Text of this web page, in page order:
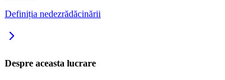
Definiția nedezrădăcinării
Despre aceasta lucrare